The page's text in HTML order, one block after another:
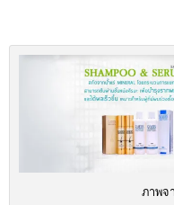
ภาพจ